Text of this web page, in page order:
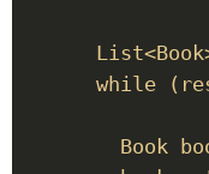
while
Book